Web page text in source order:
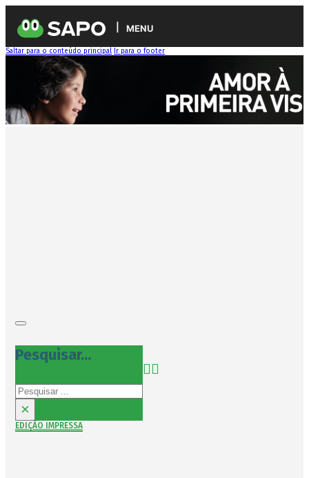
MENU
Saltar para o conteúdo principal Ir para o footer
Pesquisar...
Pesquisar
×
EDIÇÃO IMPRESSA